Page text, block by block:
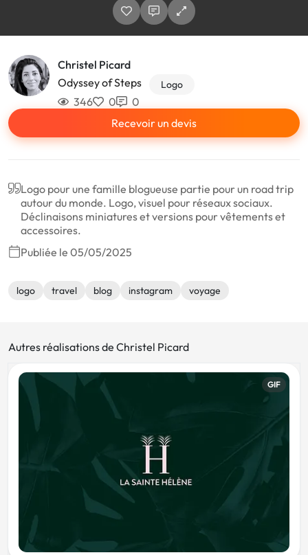
Christel Picard
Odyssey of Steps
Logo
346 0
0
Recevoir un devis
Logo pour une famille blogueuse partie pour un road trip
autour du monde. Logo, visuel pour réseaux sociaux.
Déclinaisons miniatures et versions pour vêtements et
accessoires.
Publiée le 05/05/2025
logo travel blog instagram voyage
Autres réalisations de Christel Picard
GIF